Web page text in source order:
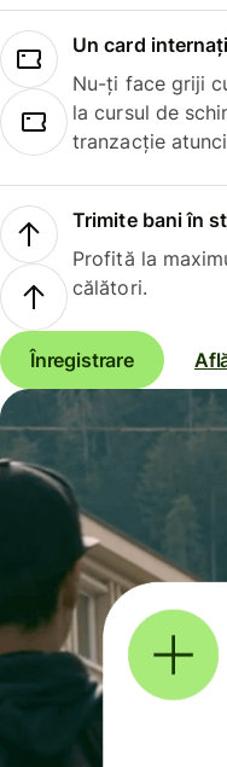
Un card
Nu-ți face griji
la cursul de
tranzacție
Trimite bani în
Profită la
călători.
Înregistrare